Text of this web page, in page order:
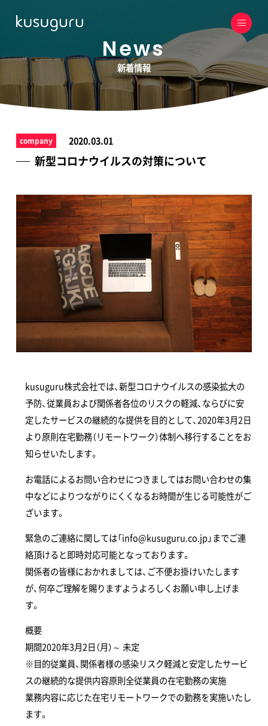
News
新着情報
company 2020.03.01
新型コロナウイルスの対策について
kusuguru株式会社では、新型コロナウイルスの感染拡大の
予防、従業員および関係者各位のリスクの軽減、ならびに安
定したサービスの継続的な提供を目的として、2020年3月2日
より原則在宅勤務（リモートワーク）体制へ移行することをお
知らせいたします。
お電話によるお問い合わせにつきましてはお問い合わせの集
中などによりつながりにくくなるお時間が生じる可能性がご
ざいます。
緊急のご連絡に関しては「info@kusuguru.co.jp」までご連
絡頂けると即時対応可能となっております。
関係者の皆様におかれましては、ご不便お掛けいたします
が、何卒ご理解を賜りますようよろしくお願い申し上げま
す。
概要
期間2020年3月2日（月）～ 未定
※目的従業員、関係者様の感染リスク軽減と安定したサービ
スの継続的な提供内容原則全従業員の在宅勤務の実施
業務内容に応じた在宅リモートワークでの勤務を実施いたし
ます。